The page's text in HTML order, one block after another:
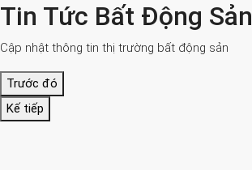
Tin Tức Bất Động Sản
Cập nhật thông tin thị trường bất động sản
Trước đó
Kế tiếp